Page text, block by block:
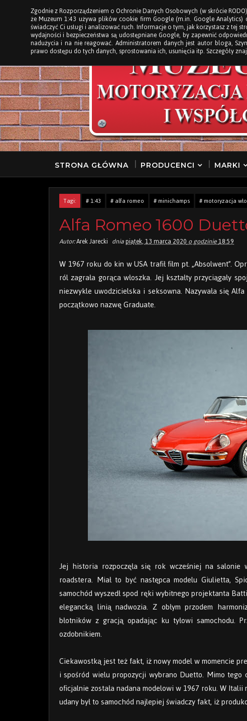
STRONA GŁÓWNA
STRONA GŁÓWNA PRODUCENCI MARKI
Tagi: # 1:43 # alfa romeo # minichamps # motoryzacja
Alfa Romeo 1600
Autor:Arek Jarecki dniapiątek, 13 marca 2020o godzinie18:59
W 1967 roku do kin w USA trafił film pt. „Absolwent”.
ról zagrała gorąca włoszka. Jej kształty przyciągały
niezwykle uwodzicielska i seksowna. Nazywała się
początkowo nazwę Graduate.
Jej historia rozpoczęła się rok wcześniej na salonie
roadstera. Miał to być następca modelu Giulietta,
samochód wyszedł spod ręki wybitnego projektanta
elegancką linią nadwozia. Z obłym przodem
błotników z gracją opadając ku tyłowi samochodu.
ozdobnikiem.
Ciekawostką jest też fakt, iż nowy model w momencie
i spośród wielu propozycji wybrano Duetto. Mimo
oficjalnie została nadana modelowi w 1967 roku. W
udany był to samochód najlepiej świadczy fakt, iż
Zgodnie z Rozporządzeniem o Ochronie Danych Osobowych (w skrócie
że Muzeum 1:43 używa plików cookie firm Google (m.in. Google
świadczyć Ci usługi i analizować ruch. Informacje o tym, jak korzystasz z tej
wydajności i bezpieczeństwa są udostępniane Google, by zapewnić
nadużycia i na nie reagować. Administratorem danych jest autor bloga,
prawo dostępu do tych danych, sprostowania ich, usunięcia itp. Szczegóły